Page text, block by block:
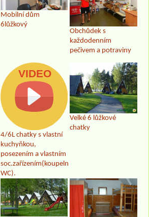
Mobilní dům
6lůžkový
Obchůdek s
každodenním
pečivem a potraviny
4/6L chatky s vlastní
kuchyňkou,
posezením a vlastním
soc.zařízením(koupelna,
WC).
Velké 6 lůžkové
chatky